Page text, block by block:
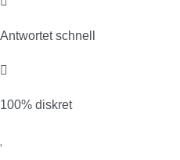
Antwortet schnell
100% diskret